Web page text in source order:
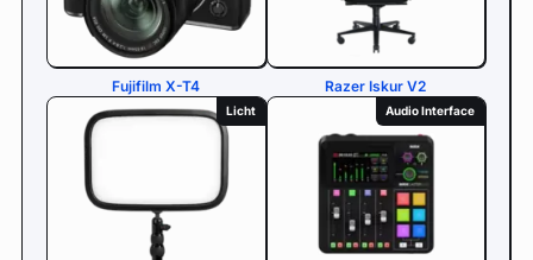
Fujifilm X-T4 Razer Iskur V2
Licht Audio Interface